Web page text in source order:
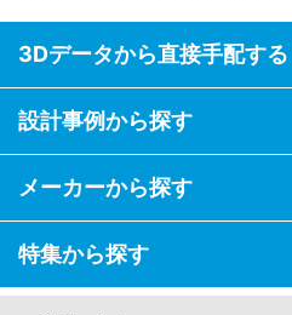
3Dデータから直接手配する
設計事例から探す
メーカーから探す
特集から探す